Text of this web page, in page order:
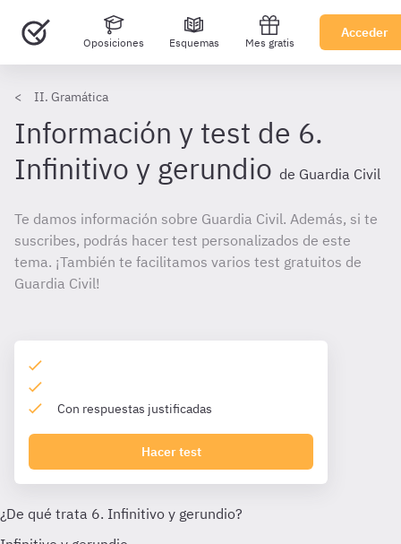
Oposiciones Esquemas Mes gratis
Acceder
II. Gramática
Información y test de 6.
Infinitivo y gerundio de Guardia Civil
Te damos información sobre Guardia Civil. Además, si te
suscribes, podrás hacer test personalizados de este
tema. ¡También te facilitamos varios test gratuitos de
Guardia Civil!
Con respuestas justificadas
Hacer test